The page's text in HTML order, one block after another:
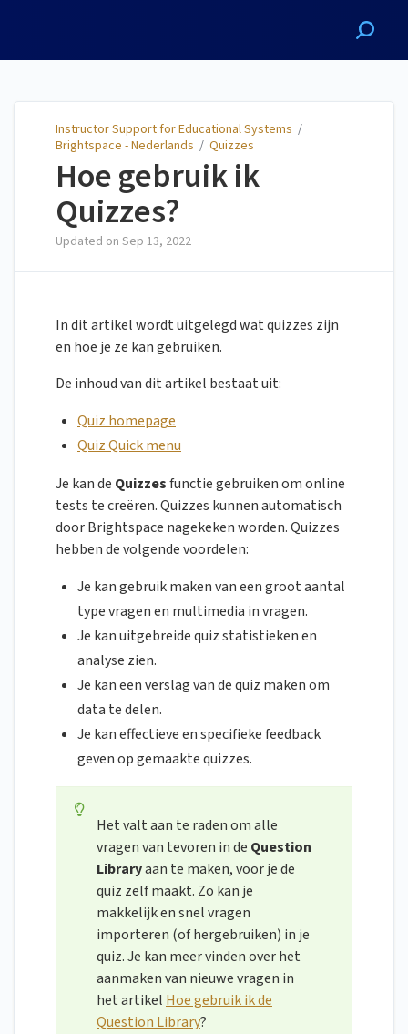
Instructor Support for Educational Systems /
Brightspace - Nederlands / Quizzes
Hoe gebruik ik
Quizzes?
Updated on Sep 13, 2022
In dit artikel wordt uitgelegd wat quizzes zijn
en hoe je ze kan gebruiken.
De inhoud van dit artikel bestaat uit:
Quiz homepage
Quiz Quick menu
Je kan de Quizzesfunctie gebruiken om online
tests te creëren. Quizzes kunnen automatisch
door Brightspace nagekeken worden. Quizzes
hebben de volgende voordelen:
Je kan gebruik maken van een groot aantal
type vragen en multimedia in vragen.
Je kan uitgebreide quiz statistieken en
analyse zien.
Je kan een verslag van de quiz maken om
data te delen.
Je kan effectieve en specifieke feedback
geven op gemaakte quizzes.
Het valt aan te raden om alle
vragen van tevoren in de Question
Libraryaan te maken, voor je de
quiz zelf maakt. Zo kan je
makkelijk en snel vragen
importeren (of hergebruiken) in je
quiz. Je kan meer vinden over het
aanmaken van nieuwe vragen in
het artikel Hoe gebruik ik de
Question Library?